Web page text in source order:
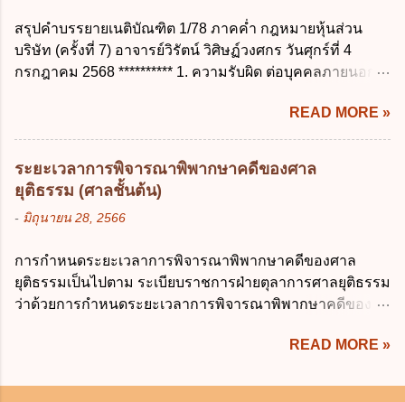
ส่วนบุคคลที่ไม่สมบูรณ์ ค. เจ้าของข้อมูลส่วน
บุคคลถอนความยินยอมในการเก็บรวบรวม
ใช้หรือเปิดเผยข้อมูลส่วนบุคคล ง. ข้อมูลส่วน
บุคคลได้ถูกใช้ประมวลผลโดยไม่ชอบด้วย
เกิน 90 วัน ข. ลาต่อเนื่องจากการคลอดบุตรได้
ไม่เกิน 90 วันทำการ ค. ลาได้ไม่เกิน 120 วัน
ง. ลาต่อเนื่องจากการคลอดบุตรได้ไม่เกิน 150
รัฐมนตรี ว่าด้วยการลาของข้าราชการ พ.ศ.
2555 กำหนดให้ข้าราชการที่รับราชการติดต่อ
กันมาแล้วไม่น้อยกว่า 10 ปี มีสิทธินำวันลาพัก
ผ่อนสะสมรวมกับวันลาพักผ่อนในปีปัจจุบันได้
15 การลาติดตามคู่สมรส ต้องมีระยะเวลาไม่
เกินกำหนดในข้อใดเพื่อมิให้มีผลเป็นการลา
ออกจากราชการ ก. ไม่เกิน 2 ปี ข. ไม่เกิน 3...
สรุปคำบรรยายเนติบัณฑิต 1/78 ภาคค่ำ กฎหมายหุ้นส่วน
บริษัท (ครั้งที่ 7) อาจารย์วิรัตน์ วิศิษฏ์วงศกร วันศุกร์ที่ 4
กรกฎาคม 2568 ********** 1. ความรับผิด ต่อบุคคลภายนอก
คนใดคนหนึ่งได้จัดทำไปในทางที่เป็น ธรรมดาการค้าขาย
ของห้างหุ้นส่วน ม.1050 , 1025 โดยพิจารณาตามสภาพแห่ง
กิจการ การงานของห้าง และประเพณีทางการค้า -หุ้นส่วน
ต้องจัดการในนามของห้าง ไม่ว่าจะมีมูลเหตุจูงใจเพราะทุจริต
หรือมีอำนาจจัดการหรือไม่ก็ตาม จึงเป็นไปตามหลักกฎหมาย
ปิดปากหุ้นส่วนคนอื่น และหลักลูกหนี้ร่วมตามม.291 เพื่อ
เกิดมูลหนี้ใดก็ตาม รวมถึงมูลละเมิด 1.1) กรณีห้างหุ้นส่วน
สามัญจดทะเบียน เมื่อห้าง ผิดนัด ชำระหนี้ เจ้าหนี้ของห้างฯ
ชอบที่จะเรียกให้ชำระหนี้เอาแต่ผู้เป็นหุ้นส่วนคนใคคนหนึ่ง
ห้างยังมีพอที่จะชำระหนี้ได้ และการที่จะบังคับเอาแก่ห้างนั้น
READ MORE »
ระยะเวลาการพิจารณาพิพากษาคดีของศาล
ยุติธรรม (ศาลชั้นต้น)
- มิถุนายน 28, 2566
การกำหนดระยะเวลาการพิจารณาพิพากษาคดีของศาล
ยุติธรรมเป็นไปตาม ระเบียบราชการฝ่ายตุลาการศาลยุติธรรม
ว่าด้วยการกำหนดระยะเวลาการพิจารณาพิพากษาคดีของ
ไว้เป็นอย่างอื่น ซึ่งมีผลใช้บังคับตั้งแต่วันที่ 24 มกราคม 2566
ประโยชน์ในการบริหารจัดการคดี ให้จำแนกลักษณะหรือ
READ MORE »